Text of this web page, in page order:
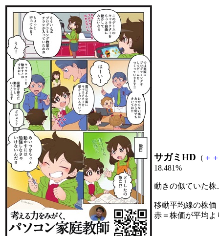
サガミHD （ ＋ ＋
18.481%
動きの似ていた
移動平均線の株価
赤＝株価が平均